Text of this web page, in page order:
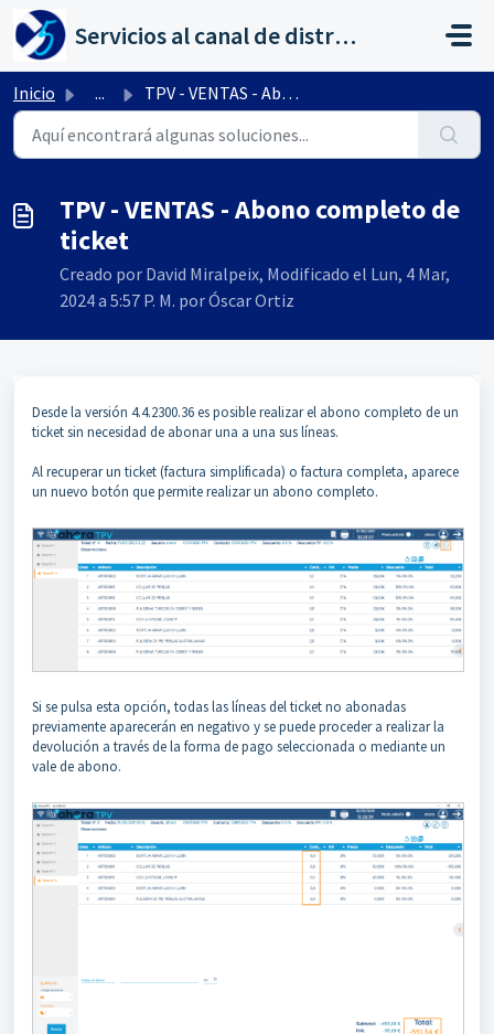
Saltar al contenido principal
Servicios al canal de distribución de AHORA
Inicio ... TPV - VENTAS - Abono completo de ticket
TPV - VENTAS - Abono completo de
ticket
Creado por David Miralpeix, Modificado el Lun, 4 Mar,
2024 a 5:57 P. M. por Óscar Ortiz
Desde la versión 4.4.2300.36 es posible realizar el abono completo de un
ticket sin necesidad de abonar una a una sus líneas.
Al recuperar un ticket (factura simplificada) o factura completa, aparece
un nuevo botón que permite realizar un abono completo.
Si se pulsa esta opción, todas las líneas del ticket no abonadas
previamente aparecerán en negativo y se puede proceder a realizar la
devolución a través de la forma de pago seleccionada o mediante un
vale de abono.